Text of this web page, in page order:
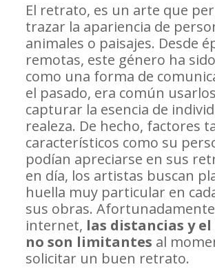
El retrato, es un arte que
trazar la apariencia de
animales o paisajes. Desde
remotas, este género ha
como una forma de
el pasado, era común
capturar la esencia de
realeza. De hecho, factores
característicos como su
podían apreciarse en sus
en día, los artistas buscan
huella muy particular en
sus obras.
internet, las distancias y
no son limitantes al
solicitar un buen retrato.